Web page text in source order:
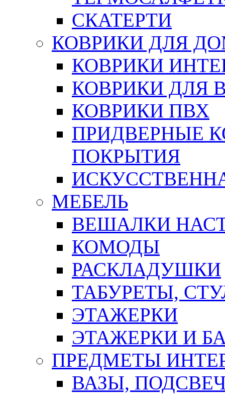
СКАТЕРТИ
КОВРИКИ ДЛЯ
КОВРИКИ
КОВРИКИ ДЛЯ
КОВРИКИ ПВХ
ПРИДВЕРНЫЕ
ПОКРЫТИЯ
МЕБЕЛЬ
ВЕШАЛКИ
КОМОДЫ
РАСКЛАДУШКИ
ТАБУРЕТЫ,
ЭТАЖЕРКИ
ЭТАЖЕРКИ И
ПРЕДМЕТЫ
ВАЗЫ,